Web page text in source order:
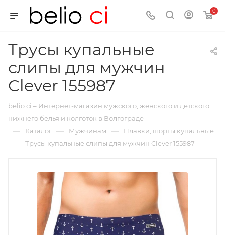
0
Трусы купальные
слипы для мужчин
Clever 155987
belio ci – Интернет-магазин мужского, женского и детского
нижнего белья и колготок в Волгограде
— Каталог — Мужчинам — Плавки, шорты купальные
— Трусы купальные слипы для мужчин Clever 155987